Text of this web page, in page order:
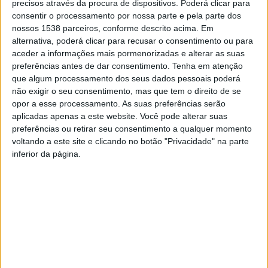
precisos através da procura de dispositivos. Poderá clicar para
consentir o processamento por nossa parte e pela parte dos
nossos 1538 parceiros, conforme descrito acima. Em
alternativa, poderá clicar para recusar o consentimento ou para
aceder a informações mais pormenorizadas e alterar as suas
preferências antes de dar consentimento. Tenha em atenção
que algum processamento dos seus dados pessoais poderá
não exigir o seu consentimento, mas que tem o direito de se
opor a esse processamento. As suas preferências serão
aplicadas apenas a este website. Você pode alterar suas
preferências ou retirar seu consentimento a qualquer momento
voltando a este site e clicando no botão "Privacidade" na parte
inferior da página.
Para além do programa de atividades para os mais
pequenos, todas as áreas pediátricas do Hospital
estarão decoradas com balões coloridos para animar
os utentes.
O Dia Mundial da Criança conta com o contributo do
Voluntariado do Hospital de Braga, do espaço
comercial “30 Festas”, da empresa “Gertal”, da
Associação U.DREAM, da Escola Secundária Alberto
Sampaio, da cantora lírica Maria Fontes, da violoncelista